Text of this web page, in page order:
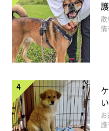
した。
お迎えした初日はクンク
ばんこ”でチロを抱っこし
たんです。
おりこうさんだなと思っ